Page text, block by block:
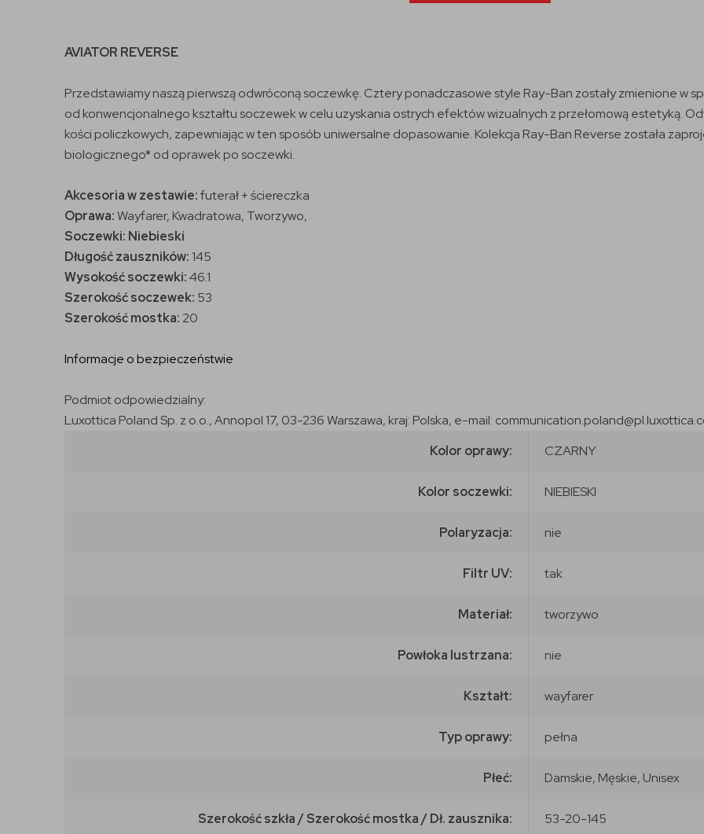
AVIATOR REVERSE
Przedstawiamy naszą pierwszą odwróconą soczewkę. Cztery ponadczasowe style Ray-Ban zostały zmienione w
od konwencjonalnego kształtu soczewek w celu uzyskania ostrych efektów wizualnych z przełomową estetyką.
kości policzkowych, zapewniając w ten sposób uniwersalne dopasowanie. Kolekcja Ray-Ban Reverse została
biologicznego* od oprawek po soczewki.
Akcesoria w zestawie:futerał + ściereczka
Oprawa:Wayfarer, Kwadratowa, Tworzywo,
Soczewki: Niebieski
Długość zauszników: 145
Wysokość soczewki:46.1
Szerokość soczewek: 53
Szerokość mostka: 20
Informacje o bezpieczeństwie
Podmiot odpowiedzialny:
Luxottica Poland Sp. z o.o., Annopol 17, 03-236 Warszawa, kraj: Polska, e-mail:
Kolor oprawy:
CZARNY
Kolor soczewki: NIEBIESKI
Polaryzacja: nie
Filtr UV: tak
Materiał: tworzywo
Powłoka lustrzana: nie
Kształt: wayfarer
Typ oprawy: pełna
Płeć: Damskie, Męskie, Unisex
Szerokość szkła / Szerokość mostka / Dł. zausznika: 53-20-145